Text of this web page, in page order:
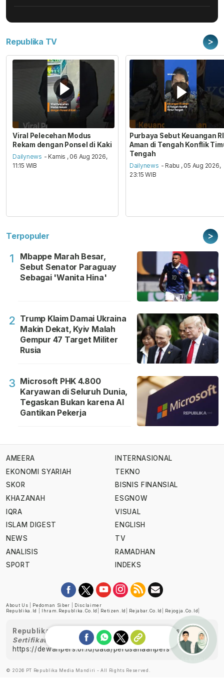
Republika TV >
Viral Pelecehan Modus
Rekam dengan Ponsel di Kaki
Dailynews - Kamis , 06 Aug 2026,
11:15 WIB
Purbaya Sebut Keuangan RI
Aman di Tengah Konflik
Tengah
Dailynews - Rabu , 05 Aug 2026,
23:15 WIB
Terpopuler >
1
Mbappe Marah Besar,
Sebut Senator Paraguay
Sebagai 'Wanita Hina'
2 Trump Klaim Damai Ukraina
Makin Dekat, Kyiv Malah
Gempur 47 Target Militer
Rusia
3 Microsoft PHK 4.800
Karyawan di Seluruh Dunia,
Tegaskan Bukan karena AI
Gantikan Pekerja
AMEERA
EKONOMI SYARIAH
SKOR
KHAZANAH
IQRA
ISLAM DIGEST
NEWS
ANALISIS
SPORT
INTERNASIONAL
TEKNO
BISNIS FINANSIAL
ESGNOW
VISUAL
ENGLISH
TV
RAMADHAN
INDEKS
About Us Pedoman Siber
Disclaimer
Republika.id
Ihram.republika.co.id Retizen.id Rejabar.co.id Rejogja.co.id
Republika telah diverifikasi oleh Dewan Pers
Sertifikat Nomor 1058/DP-Verifikasi/K/XII/2022
https://dewanpers.or.id/data/perusahaanpers
© 2026 PT Republika Media Mandiri - All Rights Reserved.
Ask me!